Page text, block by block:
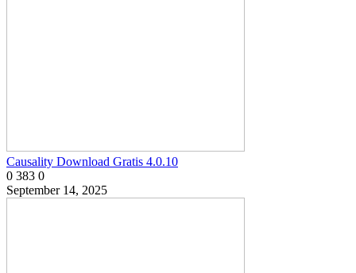
Causality Download Gratis 4.0.10
0 383 0
September 14, 2025